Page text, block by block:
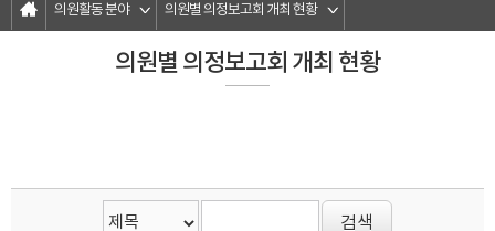
의원활동 분야 의원별 의정보고회 개최 현황
의원별 의정보고회 개최 현황